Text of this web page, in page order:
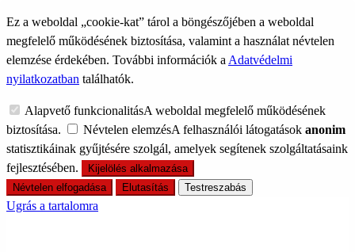
Ez a weboldal „cookie-kat” tárol a böngészőjében a weboldal
megfelelő működésének biztosítása, valamint a használat névtelen
elemzése érdekében. További információk a Adatvédelmi
nyilatkozatban találhatók.
Alapvető funkcionalitásA weboldal megfelelő működésének
biztosítása.
Névtelen elemzésA felhasználói látogatások anonim
statisztikáinak gyűjtésére szolgál, amelyek segítenek szolgáltatásaink
fejlesztésében.
Kijelölés alkalmazása
Névtelen elfogadása
Elutasítás Testreszabás
Ugrás a tartalomra